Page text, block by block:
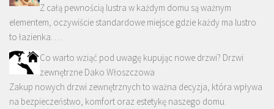
Z całą pewnością lustra w każdym domu są ważnym
elementem, oczywiście standardowe miejsce gdzie każdy ma lustro
to łazienka. …
Co warto wziąć pod uwagę kupując nowe drzwi? Drzwi
zewnętrzne Dako Włoszczowa
Zakup nowych drzwi zewnętrznych to ważna decyzja, która wpływa
na bezpieczeństwo, komfort oraz estetykę naszego domu.